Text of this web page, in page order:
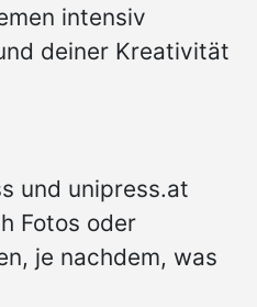
intensiv
deiner Kreativität
und unipress.at
Fotos oder
je nachdem, was